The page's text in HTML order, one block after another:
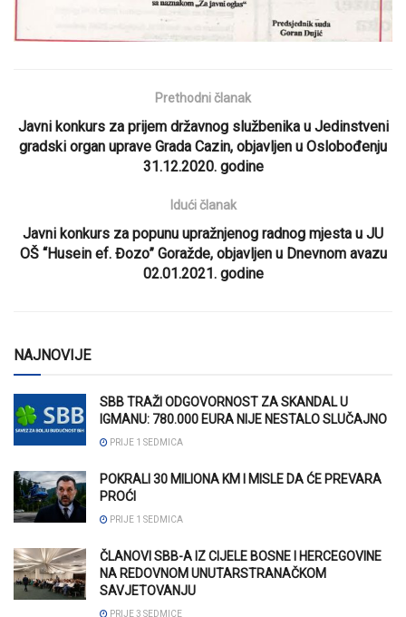
Prethodni članak
Javni konkurs za prijem državnog službenika u Jedinstveni
gradski organ uprave Grada Cazin, objavljen u Oslobođenju
31.12.2020. godine
Idući članak
Javni konkurs za popunu upražnjenog radnog mjesta u JU
OŠ “Husein ef. Đozo” Goražde, objavljen u Dnevnom avazu
02.01.2021. godine
NAJNOVIJE
SBB TRAŽI ODGOVORNOST ZA SKANDAL U
IGMANU: 780.000 EURA NIJE NESTALO SLUČAJNO
PRIJE 1 SEDMICA
POKRALI 30 MILIONA KM I MISLE DA ĆE PREVARA
PROĆI
PRIJE 1 SEDMICA
ČLANOVI SBB-A IZ CIJELE BOSNE I HERCEGOVINE
NA REDOVNOM UNUTARSTRANAČKOM
SAVJETOVANJU
PRIJE 3 SEDMICE